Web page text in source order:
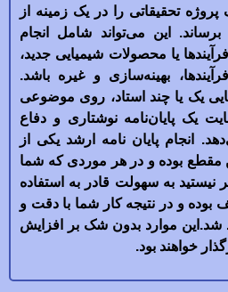
پروژه تحقیقاتی را در یک زمینه از
این می‌تواند شامل انجام
یا محصولات شیمیایی جدید،
بهینه‌سازی و غیره باشد.
یک یا چند استاد، روی موضوعی
یک پایان‌نامه نوشتاری و دفاع
انجام پایان نامه ارشد یکی از
مقطع بوده و در هر موردی که شما
نیستید به سهولت قادر به استفاده
و در نتیجه کار شما با دقت و
شد.این موارد بدون شک بر افزایش
خواهند بود.